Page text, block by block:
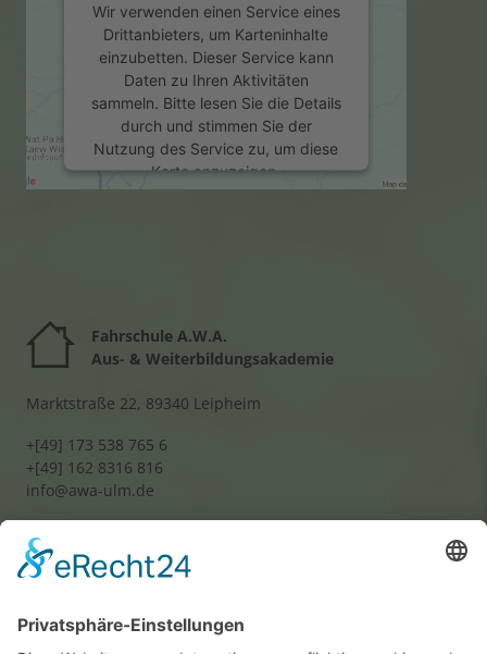
Wir verwenden einen Service eines
Drittanbieters, um Karteninhalte
einzubetten. Dieser Service kann
Daten zu Ihren Aktivitäten
sammeln. Bitte lesen Sie die Details
durch und stimmen Sie der
Nutzung des Service zu, um diese
Karte anzuzeigen.
powered by
Management Platform
&eRecht24
Fahrschule A.W.A.
Aus- & Weiterbildungsakademie
Marktstraße 22, 89340 Leipheim
+[49] 173 538 765 6
+[49] 162 8316 816
info@awa-ulm.de
Wir benötigen Ihre
Google Maps-Service zu